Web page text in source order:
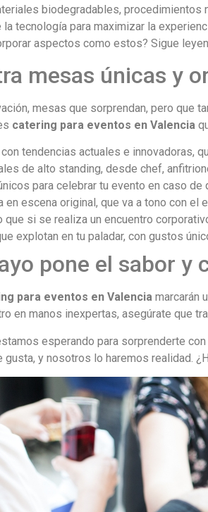
biodegradables, procedimientos
la tecnología para maximizar la
aspectos como estos? Sigue
mesas únicas y
mesas que sorprendan, pero que
catering para eventos en Valencia
tendencias actuales e innovadoras,
de alto standing, desde chef,
para celebrar tu evento en caso
en escena original, que va a tono con
que si se realiza un encuentro
explotan en tu paladar, con gustos
pone el sabor y
para eventos en Valencia marcarán
en manos inexpertas, asegúrate que
esperando para sorprenderte
gusta, y nosotros lo haremos realidad.